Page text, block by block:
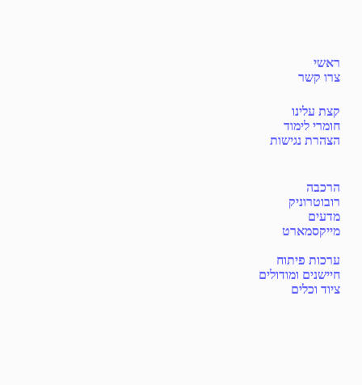
ראשי
צרו קשר
קצת עלינו
חומרי לימוד
הצהרת נגישות
הרכבה
רובוטרוניק
מדעים
מייקסמארט
ערכות פיתוח
חיישנים ומודולים
ציוד וכלים